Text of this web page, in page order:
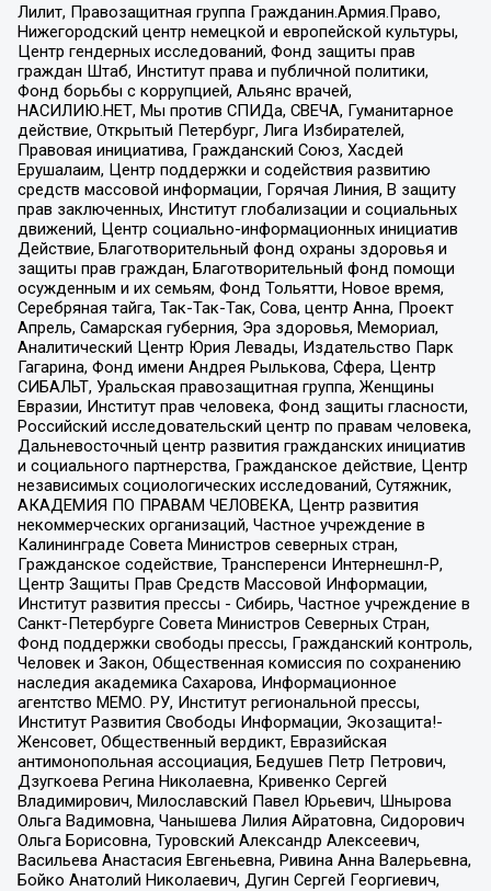
Лилит, Правозащитная группа Гражданин.Армия.Право,
Нижегородский центр немецкой и европейской культуры,
Центр гендерных исследований, Фонд защиты прав
граждан Штаб, Институт права и публичной политики,
Фонд борьбы с коррупцией, Альянс врачей,
НАСИЛИЮ.НЕТ, Мы против СПИДа, СВЕЧА, Гуманитарное
действие, Открытый Петербург, Лига Избирателей,
Правовая инициатива, Гражданский Союз, Хасдей
Ерушалаим, Центр поддержки и содействия развитию
средств массовой информации, Горячая Линия, В защиту
прав заключенных, Институт глобализации и социальных
движений, Центр социально-информационных инициатив
Действие, Благотворительный фонд охраны здоровья и
защиты прав граждан, Благотворительный фонд помощи
осужденным и их семьям, Фонд Тольятти, Новое время,
Серебряная тайга, Так-Так-Так, Сова, центр Анна, Проект
Апрель, Самарская губерния, Эра здоровья, Мемориал,
Аналитический Центр Юрия Левады, Издательство Парк
Гагарина, Фонд имени Андрея Рылькова, Сфера, Центр
СИБАЛЬТ, Уральская правозащитная группа, Женщины
Евразии, Институт прав человека, Фонд защиты гласности,
Российский исследовательский центр по правам человека,
Дальневосточный центр развития гражданских инициатив
и социального партнерства, Гражданское действие, Центр
независимых социологических исследований, Сутяжник,
АКАДЕМИЯ ПО ПРАВАМ ЧЕЛОВЕКА, Центр развития
некоммерческих организаций, Частное учреждение в
Калининграде Совета Министров северных стран,
Гражданское содействие, Трансперенси Интернешнл-Р,
Центр Защиты Прав Средств Массовой Информации,
Институт развития прессы - Сибирь, Частное учреждение в
Санкт-Петербурге Совета Министров Северных Стран,
Фонд поддержки свободы прессы, Гражданский контроль,
Человек и Закон, Общественная комиссия по сохранению
наследия академика Сахарова, Информационное
агентство МЕМО. РУ, Институт региональной прессы,
Институт Развития Свободы Информации, Экозащита!-
Женсовет, Общественный вердикт, Евразийская
антимонопольная ассоциация, Бедушев Петр Петрович,
Дзугкоева Регина Николаевна, Кривенко Сергей
Владимирович, Милославский Павел Юрьевич, Шнырова
Ольга Вадимовна, Чанышева Лилия Айратовна, Сидорович
Ольга Борисовна, Туровский Александр Алексеевич,
Васильева Анастасия Евгеньевна, Ривина Анна Валерьевна,
Бойко Анатолий Николаевич, Дугин Сергей Георгиевич,